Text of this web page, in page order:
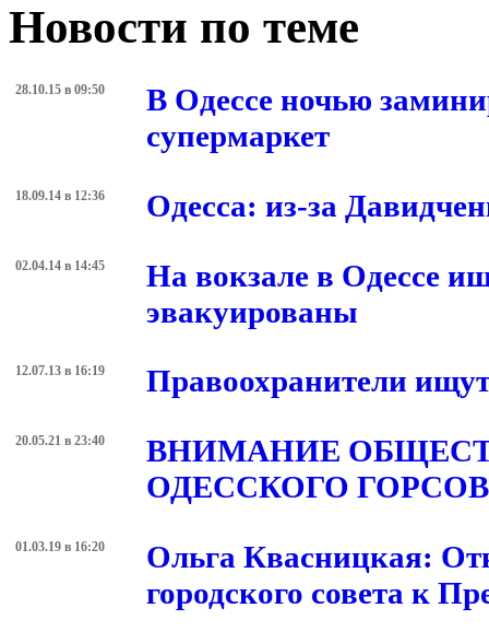
Новости по теме
28.10.15 в 09:50
В Одессе ночью
супермаркет
18.09.14 в 12:36 Одесса: из-за
02.04.14 в 14:45
На вокзале в Одессе
эвакуированы
12.07.13 в 16:19 Правоохранители
20.05.21 в 23:40
ВНИМАНИЕ
ОДЕССКОГО
01.03.19 в 16:20
Ольга Квасницкая:
городского совета к